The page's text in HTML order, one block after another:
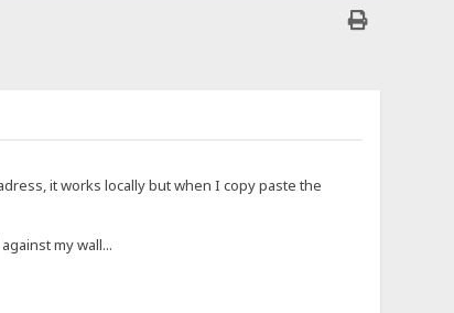
it works locally but when I copy paste the
my wall...